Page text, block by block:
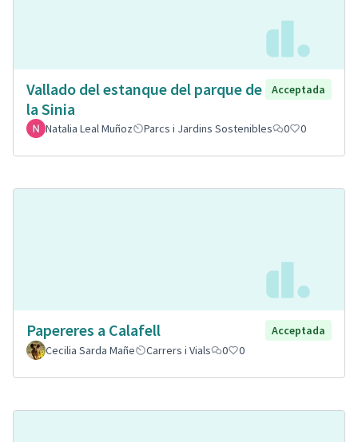
Vallado del estanque del parque de
la Sinia
Acceptada
Natalia Leal Muñoz Parcs i Jardins Sostenibles 0 0
Papereres a Calafell
Acceptada
Cecilia Sarda Mañe
Carrers i Vials 0 0